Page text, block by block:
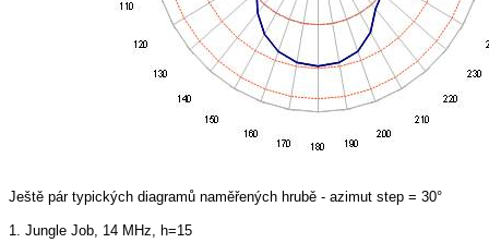
Ještě pár typických diagramů naměřených hrubě - azimut step = 30°
1. Jungle Job, 14 MHz, h=15